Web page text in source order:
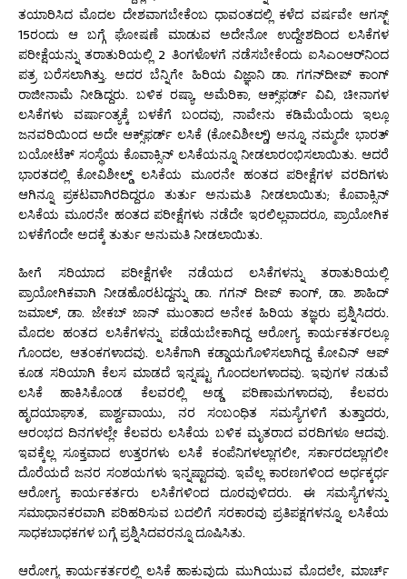
ತಯಾರಿಸಿದ ಮೊದಲ ದೇಶವಾಗಬೇಕೆಂಬ ಧಾವಂತದಲ್ಲಿ ಕಳೆದ ವರ್ಷವೇ ಆಗಸ್ಟ್
15ರಂದು ಆ ಬಗ್ಗೆ ಘೋಷಣೆ ಮಾಡುವ ಅದೇನೋ ಉದ್ದೇಶದಿಂದ ಲಸಿಕೆಗಳ
ಪರೀಕ್ಷೆಯನ್ನು ತರಾತುರಿಯಲ್ಲಿ 2 ತಿಂಗಳೊಳಗೆ ನಡೆಸಬೇಕೆಂದು ಐಸಿಎಂಆರ್‌ನಿಂದ
ಪತ್ರ ಬರೆಸಲಾಗಿತ್ತು. ಅದರ ಬೆನ್ನಿಗೇ ಹಿರಿಯ ವಿಜ್ಞಾನಿ ಡಾ. ಗಗನ್‌ದೀಪ್ ಕಾಂಗ್
ರಾಜೀನಾಮೆ ನೀಡಿದ್ದರು. ಬಳಿಕ ರಷ್ಯಾ, ಅಮೆರಿಕಾ, ಆಕ್ಸ್‌ಫರ್ಡ್ ವಿವಿ, ಚೀನಾಗಳ
ಲಸಿಕೆಗಳು ವರ್ಷಾಂತ್ಯಕ್ಕೆ ಬಳಕೆಗೆ ಬಂದವು, ನಾವೇನು ಕಡಿಮೆಯೆಂದು ಇಲ್ಲೂ
ಜನವರಿಯಿಂದ ಅದೇ ಆಕ್ಸ್‌ಫರ್ಡ್ ಲಸಿಕೆ (ಕೋವಿಶೀಲ್ಡ್) ಅನ್ನೂ, ನಮ್ಮದೇ ಭಾರತ್
ಬಯೋಟೆಕ್ ಸಂಸ್ಥೆಯ ಕೊವಾಕ್ಸಿನ್ ಲಸಿಕೆಯನ್ನೂ ನೀಡಲಾರಂಭಿಸಲಾಯಿತು. ಆದರೆ
ಭಾರತದಲ್ಲಿ ಕೋವಿಶೀಲ್ಡ್ ಲಸಿಕೆಯ ಮೂರನೇ ಹಂತದ ಪರೀಕ್ಷೆಗಳ ವರದಿಗಳು
ಆಗಿನ್ನೂ ಪ್ರಕಟವಾಗಿರದಿದ್ದರೂ ತುರ್ತು ಅನುಮತಿ ನೀಡಲಾಯಿತು; ಕೊವಾಕ್ಸಿನ್
ಲಸಿಕೆಯ ಮೂರನೇ ಹಂತದ ಪರೀಕ್ಷೆಗಳು ನಡೆದೇ ಇರಲಿಲ್ಲವಾದರೂ, ಪ್ರಾಯೋಗಿಕ
ಬಳಕೆಗೆಂದೇ ಅದಕ್ಕೆ ತುರ್ತು ಅನುಮತಿ ನೀಡಲಾಯಿತು.
ಹೀಗೆ ಸರಿಯಾದ ಪರೀಕ್ಷೆಗಳೇ ನಡೆಯದ ಲಸಿಕೆಗಳನ್ನು ತರಾತುರಿಯಲ್ಲಿ
ಪ್ರಾಯೋಗಿಕವಾಗಿ ನೀಡಹೊರಟದ್ದನ್ನು ಡಾ. ಗಗನ್ ದೀಪ್ ಕಾಂಗ್, ಡಾ. ಶಾಹಿದ್
ಜಮಾಲ್, ಡಾ. ಜೇಕಬ್ ಜಾನ್ ಮುಂತಾದ ಅನೇಕ ಹಿರಿಯ ತಜ್ಞರು ಪ್ರಶ್ನಿಸಿದರು.
ಮೊದಲ ಹಂತದ ಲಸಿಕೆಗಳನ್ನು ಪಡೆಯಬೇಕಾಗಿದ್ದ ಆರೋಗ್ಯ ಕಾರ್ಯಕರ್ತರಲ್ಲೂ
ಗೊಂದಲ, ಆತಂಕಗಳಾದವು. ಲಸಿಕೆಗಾಗಿ ಕಡ್ಡಾಯಗೊಳಿಸಲಾಗಿದ್ದ ಕೋವಿನ್ ಆಪ್
ಕೂಡ ಸರಿಯಾಗಿ ಕೆಲಸ ಮಾಡದೆ ಇನ್ನಷ್ಟು ಗೊಂದಲಗಳಾದವು. ಇವುಗಳ ನಡುವೆ
ಲಸಿಕೆ ಹಾಕಿಸಿಕೊಂಡ ಕೆಲವರಲ್ಲಿ ಅಡ್ಡ ಪರಿಣಾಮಗಳಾದವು, ಕೆಲವರು
ಹೃದಯಾಘಾತ, ಪಾರ್ಶ್ವವಾಯು, ನರ ಸಂಬಂಧಿತ ಸಮಸ್ಯೆಗಳಿಗೆ ತುತ್ತಾದರು,
ಆರಂಭದ ದಿನಗಳಲ್ಲೇ ಕೆಲವರು ಲಸಿಕೆಯ ಬಳಿಕ ಮೃತರಾದ ವರದಿಗಳೂ ಆದವು.
ಇವಕ್ಕೆಲ್ಲ ಸೂಕ್ತವಾದ ಉತ್ತರಗಳು ಲಸಿಕೆ ಕಂಪೆನಿಗಳಲ್ಲಾಗಲೀ, ಸರ್ಕಾರದಲ್ಲಾಗಲೀ
ದೊರೆಯದೆ ಜನರ ಸಂಶಯಗಳು ಇನ್ನಷ್ಟಾದವು. ಇವೆಲ್ಲ ಕಾರಣಗಳಿಂದ ಅರ್ಧಕ್ಕರ್ಧ
ಆರೋಗ್ಯ ಕಾರ್ಯಕರ್ತರು ಲಸಿಕೆಗಳಿಂದ ದೂರವುಳಿದರು. ಈ ಸಮಸ್ಯೆಗಳನ್ನು
ಸಮಾಧಾನಕರವಾಗಿ ಪರಿಹರಿಸುವ ಬದಲಿಗೆ ಸರಕಾರವು ಪ್ರತಿಪಕ್ಷಗಳನ್ನೂ, ಲಸಿಕೆಯ
ಸಾಧಕಬಾಧಕಗಳ ಬಗ್ಗೆ ಪ್ರಶ್ನಿಸಿದವರನ್ನೂ ದೂಷಿಸಿತು.
ಆರೋಗ್ಯ ಕಾರ್ಯಕರ್ತರಲ್ಲಿ ಲಸಿಕೆ ಹಾಕುವುದು ಮುಗಿಯುವ ಮೊದಲೇ, ಮಾರ್ಚ್